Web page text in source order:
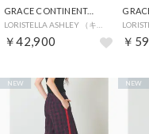
GRACE CONTINENTAL
￥42,900 ￥
NEW NEW